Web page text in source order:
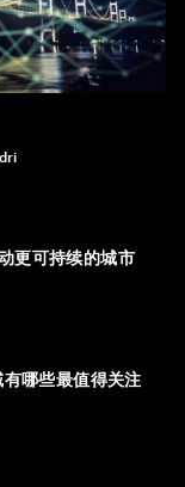
更可持续的城市
哪些最值得关注